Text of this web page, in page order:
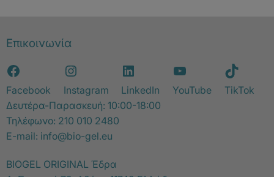
Επικοινωνία
Facebook Instagram LinkedIn YouTube
TikTok
Δευτέρα-Παρασκευή: 10:00-18:00
Τηλέφωνο: 210 010 2480
E-mail: info@bio-gel.eu
BIOGEL ORIGINAL Έδρα